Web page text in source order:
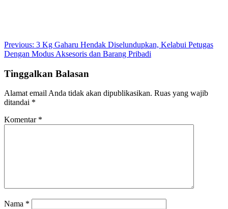
Post
navigation
Previous: 3 Kg Gaharu Hendak Diselundupkan, Kelabui Petugas
Dengan Modus Aksesoris dan Barang Pribadi
Tinggalkan Balasan
Alamat email Anda tidak akan dipublikasikan. Ruas yang wajib
ditandai *
Komentar *
Nama *